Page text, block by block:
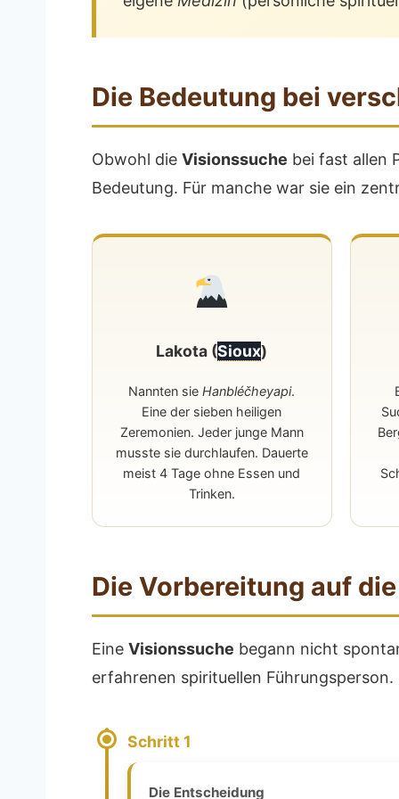
Die Bedeutung bei
Obwohl die Visionssuche bei fast allen
Bedeutung. Für manche war sie ein
Lakota (Sioux)
Nannten sieHanbléčheyapi.
Eine der sieben heiligen
Zeremonien. Jeder junge Mann
musste sie durchlaufen. Dauerte
meist 4 Tage ohne Essen und
Trinken.
Die Vorbereitung auf
Eine Visionssuche begann nicht
erfahrenen spirituellen
Schritt 1
Die Entscheidung